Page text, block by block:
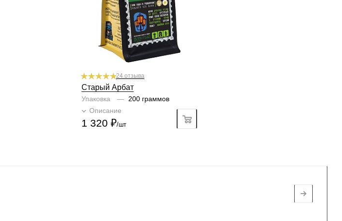
Горчинка
1 2 3 4 5 6
4/6
Плотность
1
3 4 5 6
5/6
Крепость
1 2 3 4 5 6
5/6
24 отзыва
Старый Арбат
Упаковка — 200 граммов
Описание
1 320 ₽/шт